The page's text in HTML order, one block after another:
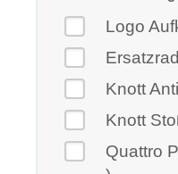
Logo
Knott
Knott
Quattro